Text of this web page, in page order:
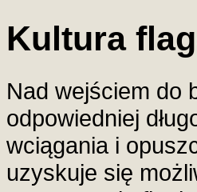
Kultura
Nad wejściem do
odpowiedniej
wciągania i
uzyskuje się